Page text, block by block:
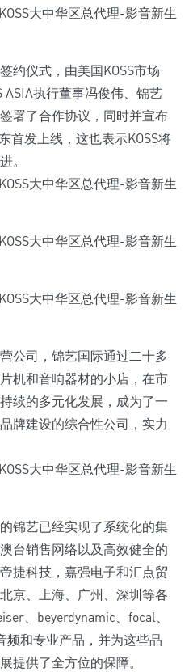
约仪式，由美国KOSS市场
ASIA执行董事冯俊伟、锦艺
署了合作协议，同时并宣布
首发上线，这也表示KOSS将
。
公司，锦艺国际通过二十多
机和音响器材的小店，在市
续的多元化发展，成为了一
牌建设的综合性公司，实力
锦艺已经实现了系统化的集
台销售网络以及高效健全的
捷科技，嘉强电子和汇点贸
京、上海、广州、深圳等各
、beyerdynamic、focal、
频和专业产品，并为这些品
提供了全方位的保障。